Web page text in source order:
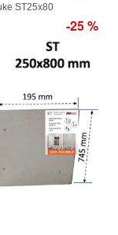
ST25x80
-25 %